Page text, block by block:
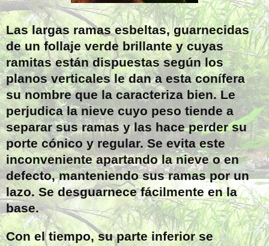
Las largas ramas esbeltas, guarnecidas
de un follaje verde brillante y cuyas
ramitas están dispuestas según los
planos verticales le dan a esta conífera
su nombre que la caracteriza bien. Le
perjudica la nieve cuyo peso tiende a
separar sus ramas y las hace perder su
porte cónico y regular. Se evita este
inconveniente apartando la nieve o en
defecto, manteniendo sus ramas por un
lazo. Se desguarnece fácilmente en la
base.
Con el tiempo, su parte inferior se